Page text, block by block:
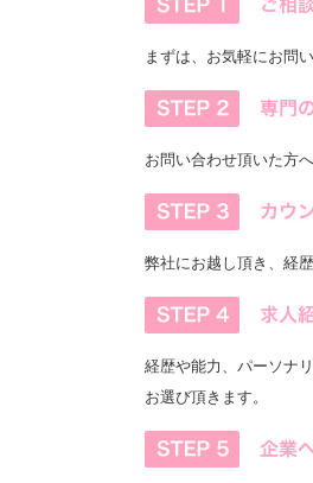
まずは、お気軽にお問
お問い合わせ頂いた方
弊社にお越し頂き、経
経歴や能力、パーソナ
お選び頂きます。